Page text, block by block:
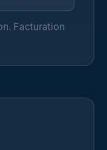
Facturation